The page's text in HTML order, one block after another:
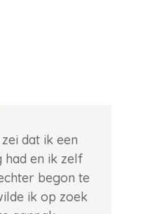
dat ik een
had en ik zelf
begon te
ik op zoek